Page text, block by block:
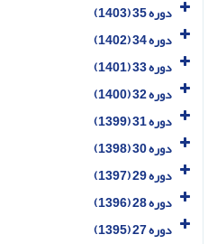
دوره 35 (1403)
دوره 34 (1402)
دوره 33 (1401)
دوره 32 (1400)
دوره 31 (1399)
دوره 30 (1398)
دوره 29 (1397)
دوره 28 (1396)
دوره 27 (1395)